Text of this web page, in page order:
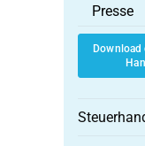
Presse